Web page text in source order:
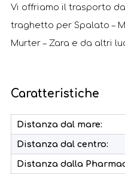
Vi offriamo il trasporto
traghetto per Spalato –
Murter – Zara e da altri
Caratteristiche
Distanza dal mare:
Distanza dal centro:
Distanza dalla